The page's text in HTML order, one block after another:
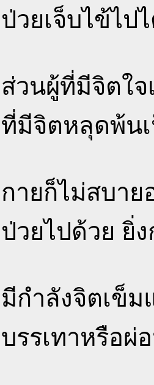
ป่วยเจ็บไข้ไป
ส่วนผู้ที่มีจิตใ
ที่มีจิตหลุดพ้นเ
กายก็ไม่สบา
ป่วยไปด้วย ยิ่
มีกำลังจิตเข็
บรรเทาหรือผ่